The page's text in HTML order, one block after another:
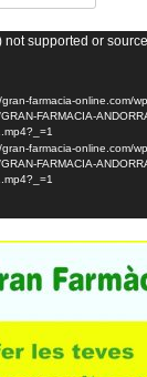
not supported or
farmacia-online.com/
FARMACIA-
farmacia-online.com/
FARMACIA-